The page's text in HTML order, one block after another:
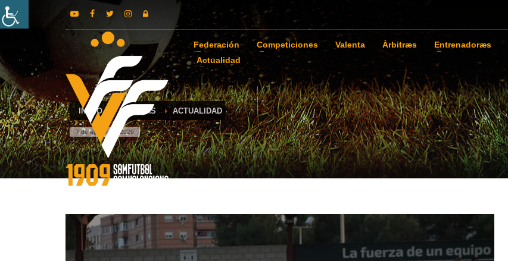
Federación Competiciones Valenta Àrbitræs Entrenadoræs
Actualidad
INICIO NOTICIAS ACTUALIDAD
7 de agosto de 2026